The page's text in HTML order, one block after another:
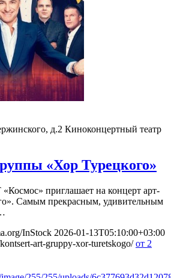
д.2 Киноконцертный театр
«Хор Турецкого»
приглашает на концерт арт-
Самым прекрасным, удивительным
InStock 2026-01-13T05:10:00+03:00
art-gruppy-xor-turetskogo/ от 2